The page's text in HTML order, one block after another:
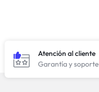
Atención al cliente
Garantía y soporte